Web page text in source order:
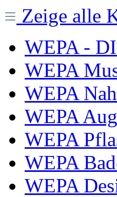
Zeige alle
WEPA -
WEPA
WEPA
WEPA
WEPA
WEPA
WEPA